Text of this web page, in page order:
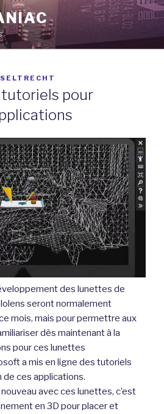
tutoriels pour
des lunettes de
seront normalement
mois, mais pour permettre aux
dès maintenant à la
pour ces lunettes
a mis en ligne des tutoriels
de ces applications.
avec ces lunettes, c’est
en 3D pour placer et